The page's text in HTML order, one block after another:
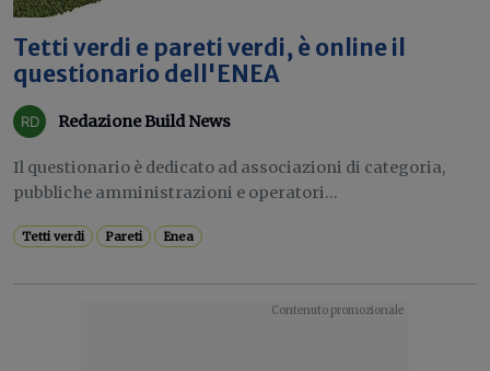
Tetti verdi e pareti verdi, è online il
questionario dell'ENEA
Redazione Build News
Il questionario è dedicato ad associazioni di categoria,
pubbliche amministrazioni e operatori...
Tetti verdi Pareti Enea